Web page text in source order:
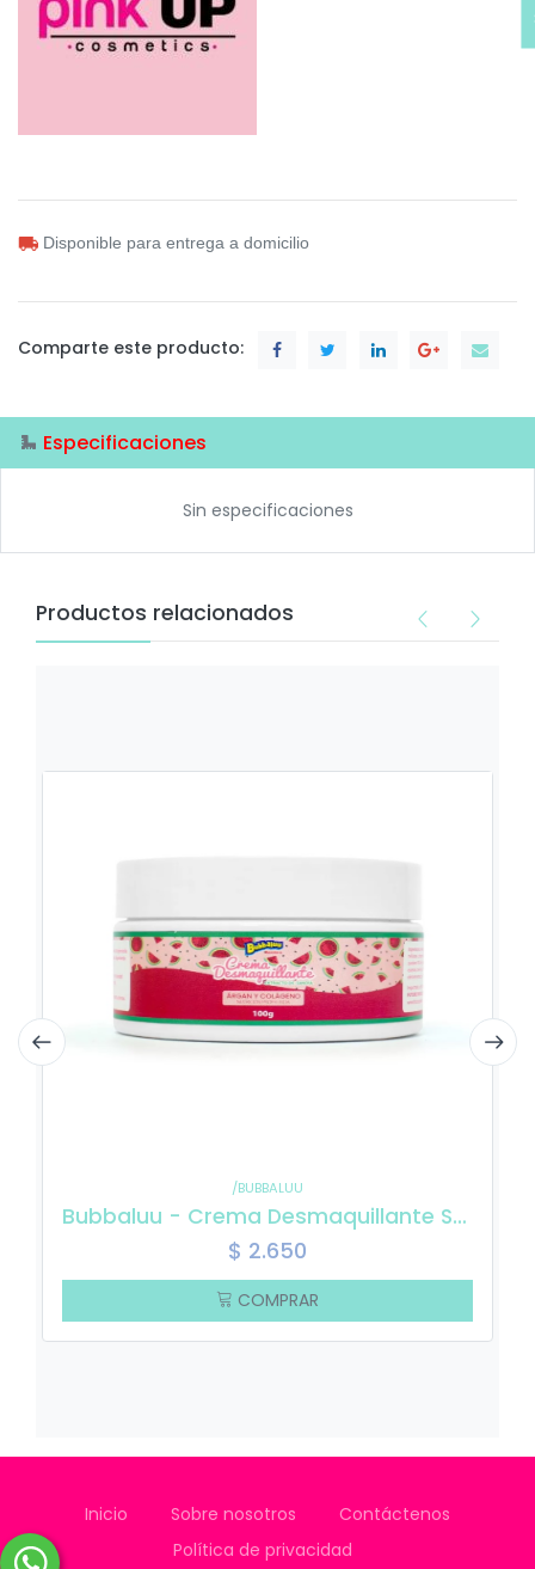
Disponible para entrega a domicilio
Comparte este producto:
Especificaciones
Sin especificaciones
Productos relacionados
/BUBBALUU
Bubbaluu - Crema Desmaquillante Sandia 100 gr
$ 2.650
COMPRAR
Inicio Sobre nosotros
Contáctenos
Política de privacidad